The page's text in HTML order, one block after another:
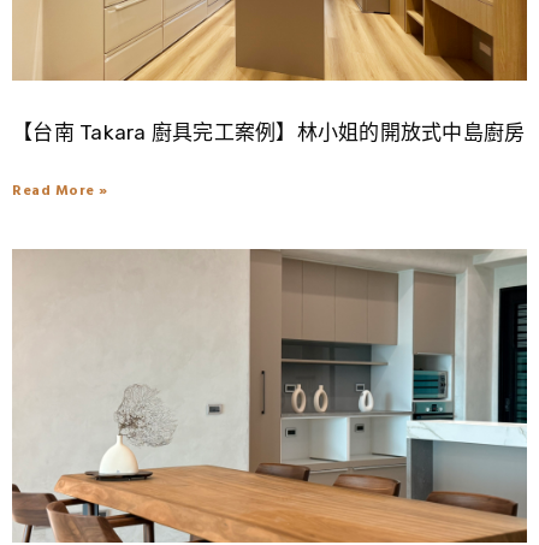
【台南 Takara 廚具完工案例】林小姐的開放式中島廚房
Read More »